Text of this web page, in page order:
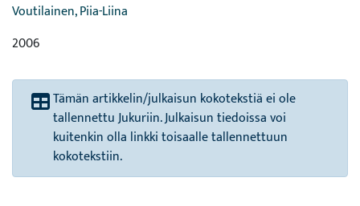
Voutilainen, Piia-Liina
2006
Tämän artikkelin/julkaisun kokotekstiä ei ole
tallennettu Jukuriin. Julkaisun tiedoissa voi
kuitenkin olla linkki toisaalle tallennettuun
kokotekstiin.